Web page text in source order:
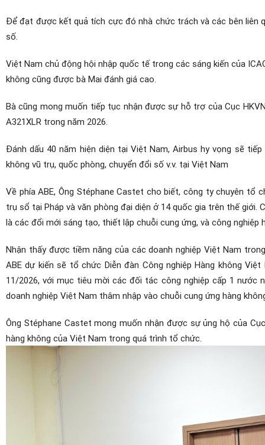
Để đạt được kết quả tích cực đó nhà chức trách và các bên liên
số.
Việt Nam chủ động hội nhập quốc tế trong các sáng kiến của
không cũng được bà Mai đánh giá cao.
Bà cũng mong muốn tiếp tục nhận được sự hỗ trợ của Cục
A321XLR trong năm 2026.
Đánh dấu 40 năm hiện diện tại Việt Nam, Airbus hy vọng sẽ
không vũ trụ, quốc phòng, chuyển đổi số v.v. tại Việt Nam
Về phía ABE, Ông Stéphane Castet cho biết, công ty chuyên tổ
trụ sổ tại Pháp và văn phòng đại diện ở 14 quốc gia trên thế
là các đổi mới sáng tạo, thiết lập chuỗi cung ứng, và công nghiệp
Nhận thấy được tiềm năng của các doanh nghiệp Việt Nam
ABE dự kiến sẽ tổ chức Diễn đàn Công nghiệp Hàng không
11/2026, với mục tiêu mời các đối tác công nghiệp cấp 1
doanh nghiệp Việt Nam thâm nhập vào chuỗi cung ứng hàng
Ông Stéphane Castet mong muốn nhận được sự ủng hộ của
hàng không của Việt Nam trong quá trình tổ chức.